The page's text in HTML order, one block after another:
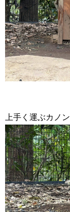
上手く運ぶカノン